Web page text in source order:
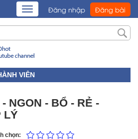
TOGGLE
NAVIGATION
Đăng nhập Đăng bài
VIÊN
NGON - BỔ - RẺ -
LÝ
chọn: